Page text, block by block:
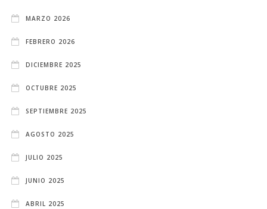
MARZO 2026
FEBRERO 2026
DICIEMBRE 2025
OCTUBRE 2025
SEPTIEMBRE 2025
AGOSTO 2025
JULIO 2025
JUNIO 2025
ABRIL 2025